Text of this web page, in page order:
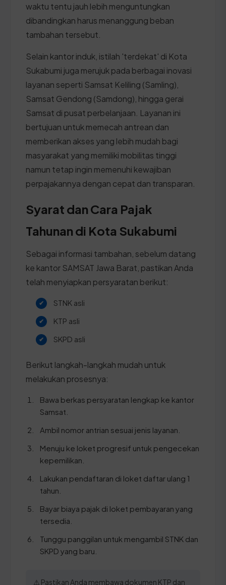
waktu tentu jauh lebih menguntungkan
dibandingkan harus menanggung beban
tambahan tersebut.
Selain kantor induk, istilah 'terdekat' di Kota
Sukabumi juga merujuk pada berbagai inovasi
layanan seperti Samsat Keliling (Samling),
Samsat Gendong (Samdong), hingga gerai
Samsat di pusat perbelanjaan. Layanan ini
bertujuan untuk memecah antrean dan
memberikan akses yang lebih mudah bagi
masyarakat yang memiliki mobilitas tinggi
namun tetap ingin memenuhi kewajiban
perpajakannya dengan cepat dan transparan.
Syarat dan Cara Pajak
Tahunan di Kota Sukabumi
Sebagai informasi tambahan, sebelum datang
ke kantor SAMSAT Jawa Barat, pastikan Anda
telah menyiapkan persyaratan berikut:
STNK asli
KTP asli
SKPD asli
Berikut langkah-langkah mudah untuk
melakukan prosesnya:
Bawa berkas persyaratan lengkap ke kantor
Samsat.
Ambil nomor antrian sesuai jenis layanan.
Menuju ke loket progresif untuk pengecekan
kepemilikan.
Lakukan pendaftaran di loket daftar ulang 1
tahun.
Bayar biaya pajak di loket pembayaran yang
tersedia.
Tunggu panggilan untuk mengambil STNK dan
SKPD yang baru.
⚠️ Pastikan Anda membawa dokumen KTP dan